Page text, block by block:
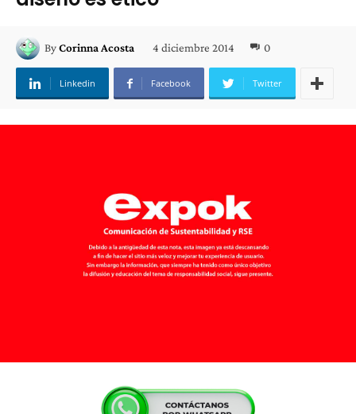
ByCorinna Acosta 4 diciembre 2014 0
Linkedin Facebook Twitter